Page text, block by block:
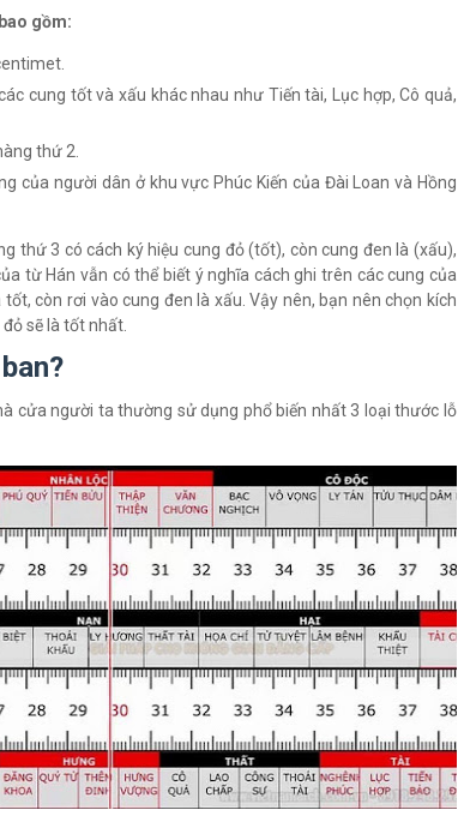
gồm:
cung tốt và xấu khác nhau như Tiến tài, Lục hợp, Cô quả,
thứ 2.
của người dân ở khu vực Phúc Kiến của Đài Loan và Hồng
thứ 3 có cách ký hiệu cung đỏ (tốt), còn cung đen là (xấu),
từ Hán vẫn có thể biết ý nghĩa cách ghi trên các cung của
còn rơi vào cung đen là xấu. Vậy nên, bạn nên chọn kích
sẽ là tốt nhất.
cửa người ta thường sử dụng phổ biến nhất 3 loại thước lỗ